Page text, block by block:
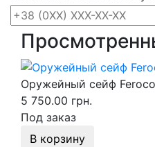
Оружейный сейф
5 750.00 грн.
Под заказ
В корзину